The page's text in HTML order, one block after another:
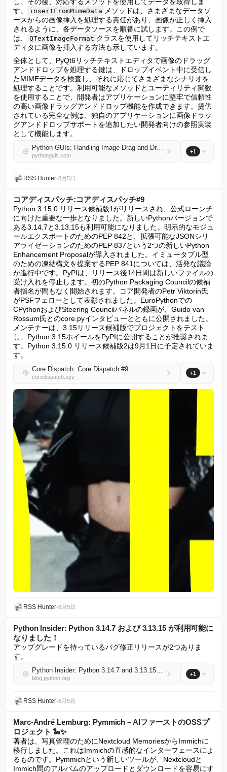
す。
insertFromMimeData メソッドは、さまざまなデータソ
ースからの画像挿入を処理する責任があり、画像が正しく挿入
されるように、各データソースを順番に試します。この例で
は、
QTextImageFormat クラスを使用してリッチテキストエ
ディタに画像を挿入する方法も示しています。
全体として、PyQt6リッチテキストエディタで画像のドラッグ
アンドドロップを処理する鍵は、ドロップイベント中に受信し
たMIMEデータを検査し、それに応じてさまざまなシナリオを
処理することです。利用可能なメソッドとユーティリティ関数
を使用することで、開発者はアプリケーションに堅牢で信頼性
の高い画像ドラッグアンドドロップ機能を作成できます。提供
されている完全な例は、独自のアプリケーションに画像ドラッ
グアンドドロップサポートを追加したい開発者向けの参照実装
として機能します。
Python GUIs: Handling Image Drag and Drop from Web Browsers in PyQt6 — Why toLocalFile() returns an empty string and how to handle remote image drops correctly
pythonguis.com
+1
RSS Hunter•8月5日
コアディスパッチ:コアディスパッチ#9
Python 3.15.0 リリース候補版1がリリースされ、公式ローンチ
に向けた重要な一歩となりました。新しいPythonバージョンで
ある3.14.7と3.13.15も利用可能になりました。明示的なモジュ
ールエクスポートのためのPEP 842と、拡張可能なJSONシリ
アライゼーションのためのPEP 837という2つの新しいPython
Enhancement Proposalが導入されました。イミュータブル型
のための凍結構文を提案するPEP 841については、活発な議論
が進行中です。PyPIは、リリース後14日間は新しいファイルの
受け入れを停止します。初のPython Packaging Councilの候補
者指名が間もなく開始されます。コア開発者のPetr Viktorin氏
がPSFフェローとして表彰されました。EuroPythonでの
CPythonおよびSteering Councilパネルの録画が、Guido van
Rossum氏とのcore.pyインタビューとともに公開されました。
メンテナーは、3.15リリース候補版でプロジェクトをテスト
し、Python 3.15ホイールをPyPIに公開することが推奨されま
す。Python 3.15.0 リリース候補版2は9月1日に予定されていま
す。
Core Dispatch: Core Dispatch #9
coredispatch.xyz
+1
RSS Hunter•8月5日
Python Insider: Python 3.14.7 および 3.13.15 が利用可能に
なりました！
アップグレードを待っているバグ修正リリースが2つありま
す。
Python Insider: Python 3.14.7 and 3.13.15 are now available!
blog.python.org
+1
RSS Hunter•8月5日
Marc-André Lemburg: Pymmich – AIファーストのOSSプ
ロジェクト 🐍✨
著者は、写真管理のためにNextcloud MemoriesからImmichに
移行しました。これはImmichの直感的なインターフェースによ
るものです。Pymmichという新しいツールが、Nextcloudと
Immich間のアルバムのアップロードとダウンロードを容易にす